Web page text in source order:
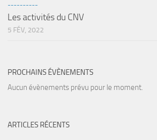
----------
Les activités du CNV
5 FÉV, 2022
PROCHAINS ÉVÈNEMENTS
Aucun évènements prévu pour le moment.
ARTICLES RÉCENTS